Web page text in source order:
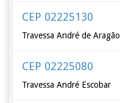
CEP 02225130
Travessa André de Aragão
CEP 02225080
Travessa André Escobar